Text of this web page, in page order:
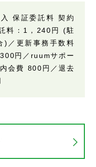
保証委託料 契約
料：1，240円 (駐
)／更新事務手数料
円／ruumサポー
会費 800円／退去